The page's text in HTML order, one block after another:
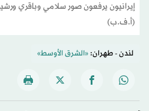
إيرانيون يرفعون صور سلامي وباقري
(أ.ف.ب)
لندن - طهران:«الشرق الأوسط»